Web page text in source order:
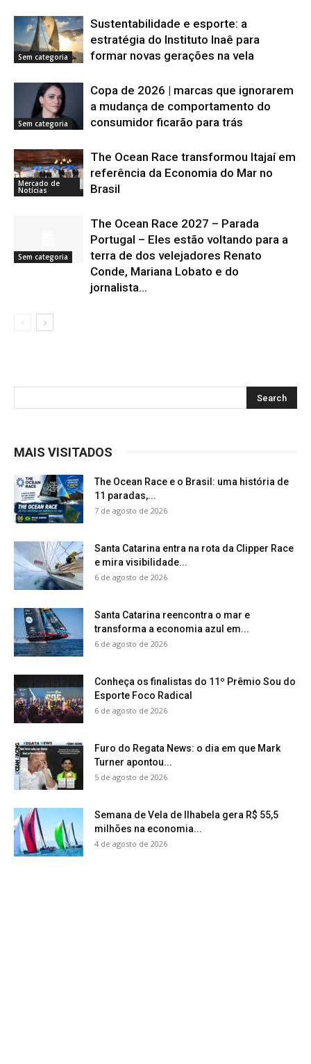
Sem categoria
Sustentabilidade e esporte: a
estratégia do Instituto Inaê para
formar novas gerações na vela
Sem categoria
Copa de 2026 | marcas que ignorarem
a mudança de comportamento do
consumidor ficarão para trás
Mercado de
Notícias
The Ocean Race transformou Itajaí em
referência da Economia do Mar no
Brasil
Sem categoria
The Ocean Race 2027 – Parada
Portugal – Eles estão voltando para a
terra de dos velejadores Renato
Conde, Mariana Lobato e do
jornalista...
MAIS VISITADOS
The Ocean Race e o Brasil: uma história de
11 paradas,...
7 de agosto de 2026
Santa Catarina entra na rota da Clipper Race
e mira visibilidade...
6 de agosto de 2026
Santa Catarina reencontra o mar e
transforma a economia azul em...
6 de agosto de 2026
Conheça os finalistas do 11º Prêmio Sou do
Esporte Foco Radical
6 de agosto de 2026
Furo do Regata News: o dia em que Mark
Turner apontou...
5 de agosto de 2026
Semana de Vela de Ilhabela gera R$ 55,5
milhões na economia...
4 de agosto de 2026